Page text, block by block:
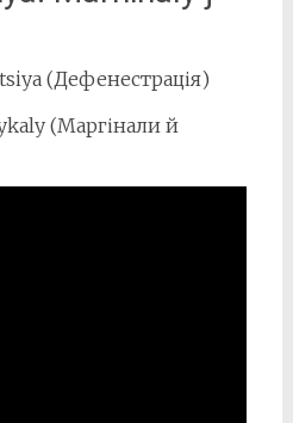
(Дефенестрація)
(Маргінали й